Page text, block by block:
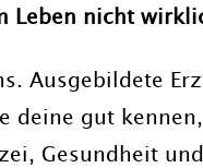
Leben nicht
Ausgebildete
deine gut
Gesundheit